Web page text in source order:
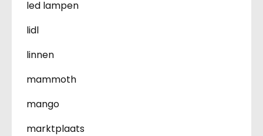
led lampen
lidl
linnen
mammoth
mango
marktplaats